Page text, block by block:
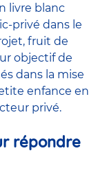
livre blanc
privé dans le
fruit de
objectif de
dans la mise
enfance en
privé.
répondre